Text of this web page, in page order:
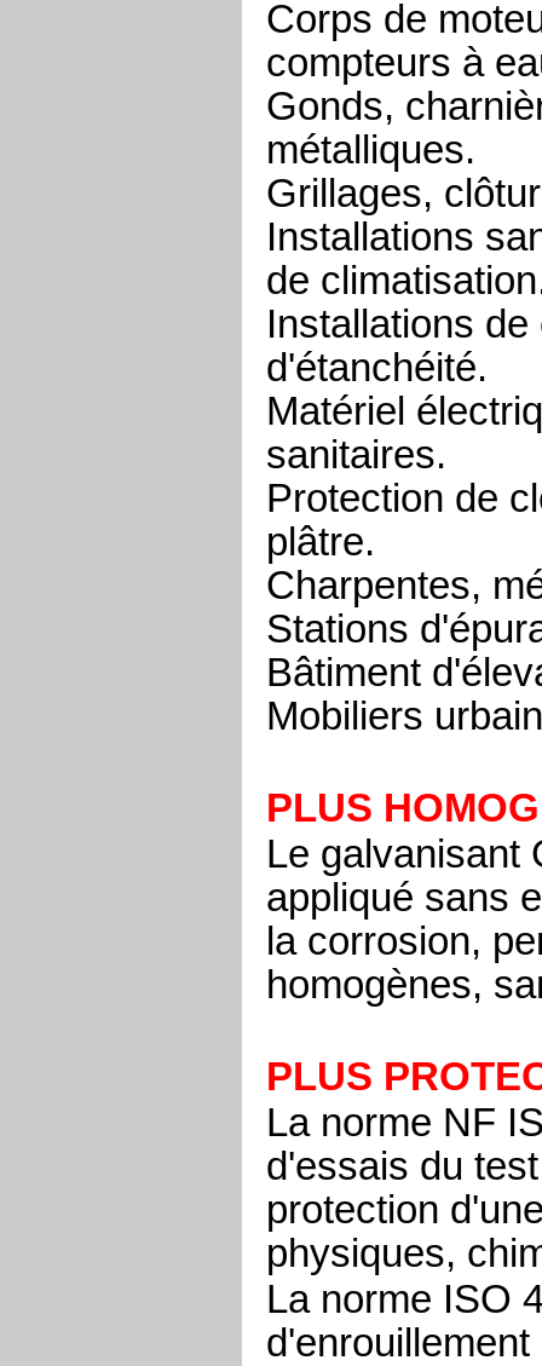
Corps de
compteurs à
Gonds,
métalliques.
Grillages,
Installations
de
Installations
d'étanchéité.
Matériel
sanitaires.
Protection de
plâtre.
Charpentes,
Stations
Bâtiment
Mobiliers
PLUS
Le galvanisant
appliqué sans
la corrosion,
homogènes,
PLUS
La norme NF
d'essais du
protection
physiques,
La norme ISO